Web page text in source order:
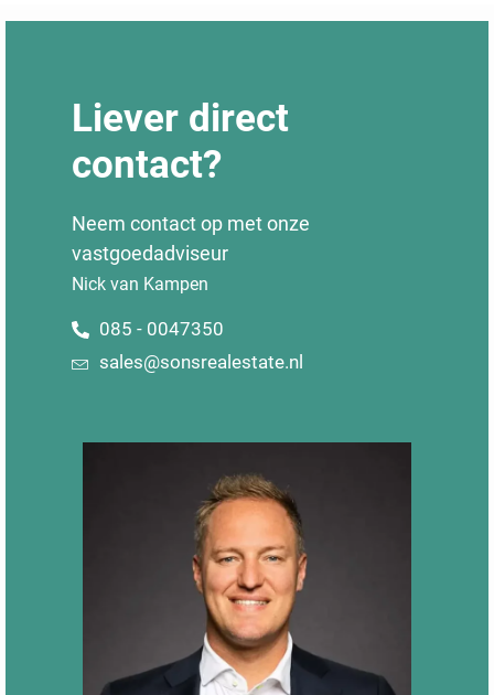
Liever direct
contact?
Neem contact op met onze
vastgoedadviseur
Nick van Kampen
085 - 0047350
sales@sonsrealestate.nl